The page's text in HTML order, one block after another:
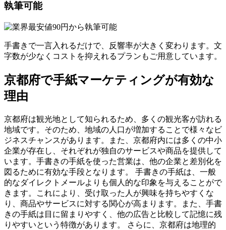
執筆可能
手書きで一言入れるだけで、反響率が大きく変わります。文
字数が少なくコストを抑えれるプランもご用意しています。
京都府で手紙マーケティングが有効な
理由
京都府は観光地として知られるため、多くの観光客が訪れる
地域です。そのため、地域の人口が増加することで様々なビ
ジネスチャンスがあります。また、京都府内には多くの中小
企業が存在し、それぞれが独自のサービスや商品を提供して
います。手書きの手紙を使った営業は、他の企業と差別化を
図るために有効な手段となります。 手書きの手紙は、一般
的なダイレクトメールよりも個人的な印象を与えることがで
きます。これにより、受け取った人が興味を持ちやすくな
り、商品やサービスに対する関心が高まります。また、手書
きの手紙は目に留まりやすく、他の広告と比較して記憶に残
りやすいという特徴があります。 さらに、京都府は地理的